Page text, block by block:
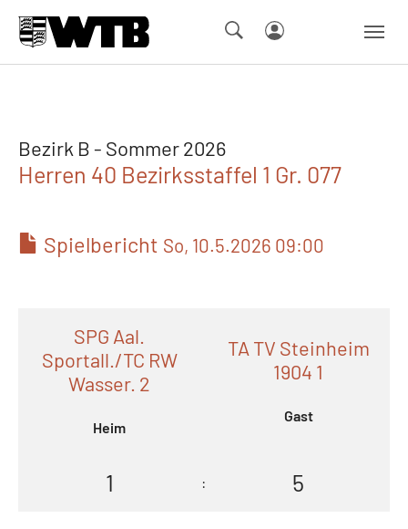
Bezirk B - Sommer 2026
Herren 40 Bezirksstaffel 1 Gr. 077
Spielbericht So, 10.5.2026 09:00
SPG Aal.
Sportall./TC RW
Wasser. 2
Heim
TA TV Steinheim
1904 1
Gast
1 : 5